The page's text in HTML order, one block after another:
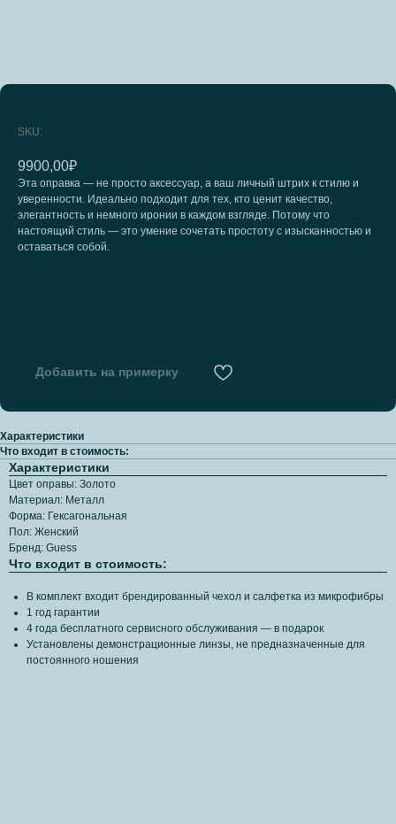
SKU:
9900,00₽
Добавить на примерку
Эта оправка — не просто аксессуар, а ваш личный штрих к стилю и
уверенности. Идеально подходит для тех, кто ценит качество,
элегантность и немного иронии в каждом взгляде. Потому что
настоящий стиль — это умение сочетать простоту с изысканностью и
оставаться собой.
Характеристики
Что входит в стоимость:
Характеристики
Цвет оправы: Золото
Материал: Металл
Форма: Гексагональная
Пол: Женский
Бренд: Guess
Что входит в стоимость:
В комплект входит брендированный чехол и салфетка из микрофибры
1 год гарантии
4 года бесплатного сервисного обслуживания — в подарок
Установлены демонстрационные линзы, не предназначенные для
постоянного ношения